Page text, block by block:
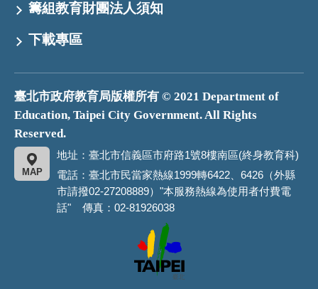
籌組教育財團法人須知
下載專區
臺北市政府教育局版權所有 © 2021 Department of
Education, Taipei City Government. All Rights
Reserved.
地址：臺北市信義區市府路1號8樓南區(終身教育科)
MAP
電話：臺北市民當家熱線1999轉6422、6426（外縣
市請撥02-27208889）"本服務熱線為使用者付費電
話" 傳真：02-81926038
市
政